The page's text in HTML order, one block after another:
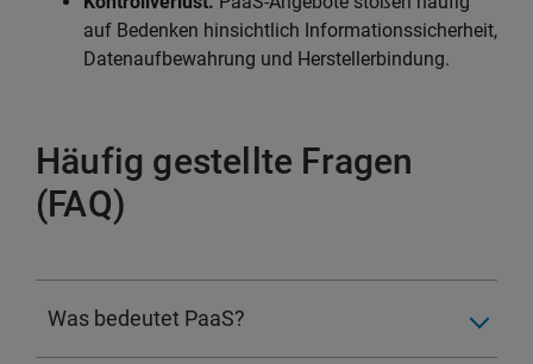
auf Bedenken hinsichtlich Informationssicherheit,
Datenaufbewahrung und Herstellerbindung.
Häufig gestellte Fragen
(FAQ)
Was bedeutet PaaS?